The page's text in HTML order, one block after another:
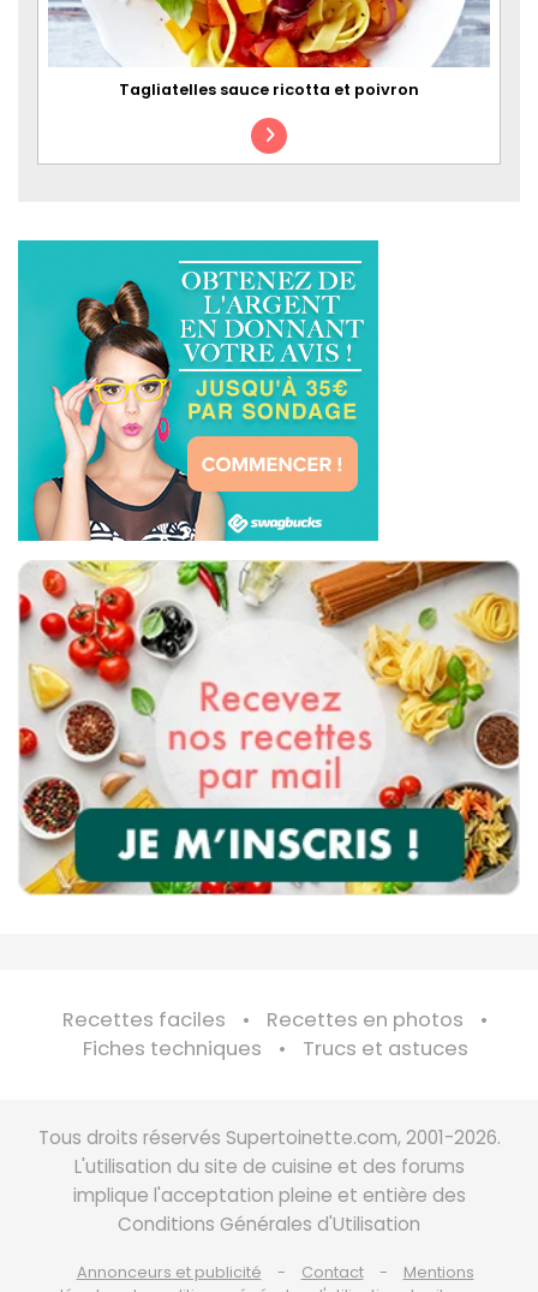
Tagliatelles sauce ricotta et poivron
Recettes faciles
Recettes en photos
Fiches techniques
Trucs et astuces
Tous droits réservés Supertoinette.com, 2001-2026.
L'utilisation du site de cuisine et des forums
implique l'acceptation pleine et entière des
Conditions Générales d'Utilisation
Annonceurs et publicité Contact
Mentions